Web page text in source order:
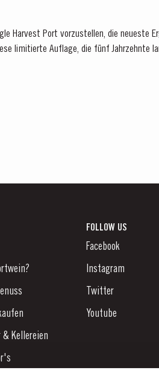
Harvest Port vorzustellen, die neueste
limitierte Auflage, die fünf Jahrzehnte
& Kellereien
FOLLOW US
Facebook
Instagram
Twitter
Youtube